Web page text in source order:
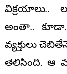
విక్ర‌యాలు..
అంతా.. కూడా..
వ్య‌క్తులు
తెలిసింది. ఆ